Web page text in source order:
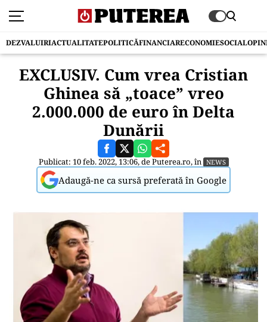
DEZVALUIRIACTUALITATEPOLITICĂFINANCIARECONOMIESOCIAL
EXCLUSIV. Cum vrea Cristian
Ghinea să „toace” vreo
2.000.000 de euro în Delta
Dunării
Publicat: 10 feb. 2022, 13:06, dePuterea.ro, în NEWS
Adaugă-ne ca sursă preferată în Google